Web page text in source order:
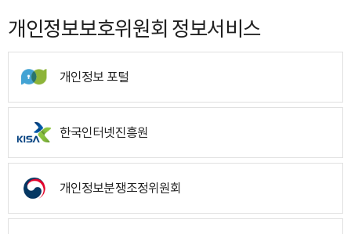
개인정보보호위원회 정보서비스
개인정보 포털
한국인터넷진흥원
개인정보분쟁조정위원회